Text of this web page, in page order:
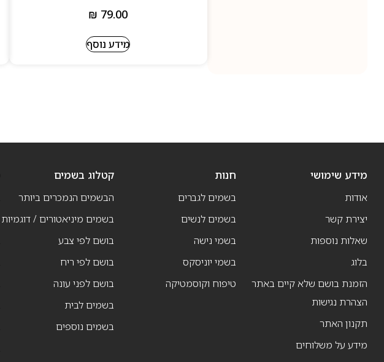
₪ 79.00
מידע נוסף
מידע שימושי
אודות
יצירת קשר
שאלות נוספות
בלוג
הזמנת בושם שלא קיים באתר
הצהרת נגישות
תקנון האתר
מידע על משלוחים
חנות
בשמים לגברים
בשמים לנשים
בשמי נישה
בשמי יוניסקס
טיפוח וקוסמטיקה
קטלוג בשמים
הבשמים הנמכרים ביותר
בשמים מיניאטורים / דוגמיות
בושם לפי צבע
בושם לפי ריח
בושם לפני עונה
בשמים לבית
בשמים נוספים